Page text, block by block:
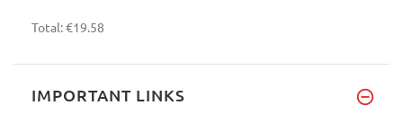
Total:€19.58
IMPORTANT LINKS